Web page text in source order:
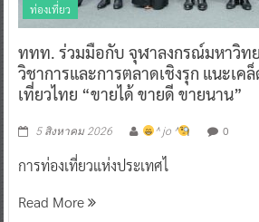
ท่องเที่ยว
ททท. ร่วมมือกับ จุฬาลงกรณ์มหาวิท
วิชาการและการตลาดเชิงรุก แนะเ
เที่ยวไทย “ขายได้ ขายดี ขายนาน”
5 สิงหาคม 2026 ^ jo ^ 0
การท่องเที่ยวแห่งประเทศไ
Read More